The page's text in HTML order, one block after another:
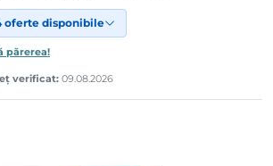
oferte disponibile
părerea!
verificat: 09.08.2026